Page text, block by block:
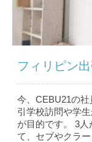
フィリピン
今、CEBU21の
引学校訪問や学
が目的です。 3
て、セブやクラ